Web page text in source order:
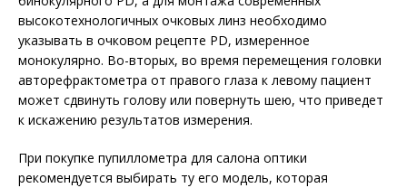
высокотехнологичных очковых линз необходимо
указывать в очковом рецепте PD, измеренное
монокулярно. Во-вторых, во время перемещения головки
авторефрактометра от правого глаза к левому пациент
может сдвинуть голову или повернуть шею, что приведет
к искажению результатов измерения.
При покупке пупиллометра для салона оптики
рекомендуется выбирать ту его модель, которая